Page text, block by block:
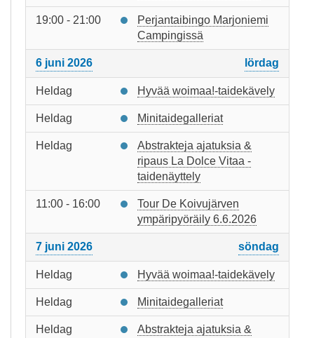
19:00 - 21:00
Perjantaibingo Marjoniemi
Campingissä
6 juni 2026 lördag
Heldag Hyvää woimaa!-taidekävely
Heldag Minitaidegalleriat
Heldag
Abstrakteja ajatuksia &
ripaus La Dolce Vitaa -
taidenäyttely
11:00 - 16:00
Tour De Koivujärven
ympäripyöräily 6.6.2026
7 juni 2026 söndag
Heldag Hyvää woimaa!-taidekävely
Heldag Minitaidegalleriat
Heldag
Abstrakteja ajatuksia &